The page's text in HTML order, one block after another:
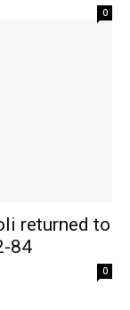
0
returned to
84
0